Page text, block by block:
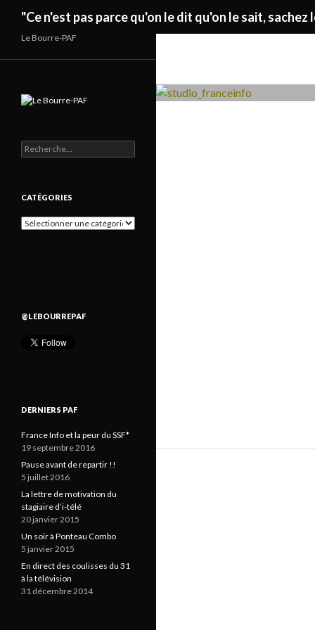
"Ce n'est pas parce qu'on le dit qu'on le sait, sachez
Le Bourre-PAF
Rechercher :
CATÉGORIES
Catégories
@LEBOURREPAF
DERNIERS PAF
France Info et la peur du SSF*
19 septembre 2016
Pause avant de repartir !!
5 juillet 2016
La lettre de motivation du
stagiaire d’i-télé
20 janvier 2015
Un soir à Ponteau Combo
5 janvier 2015
En direct des coulisses du 31
à la télévision
31 décembre 2014